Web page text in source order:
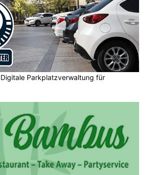
Parkplatzverwaltung für